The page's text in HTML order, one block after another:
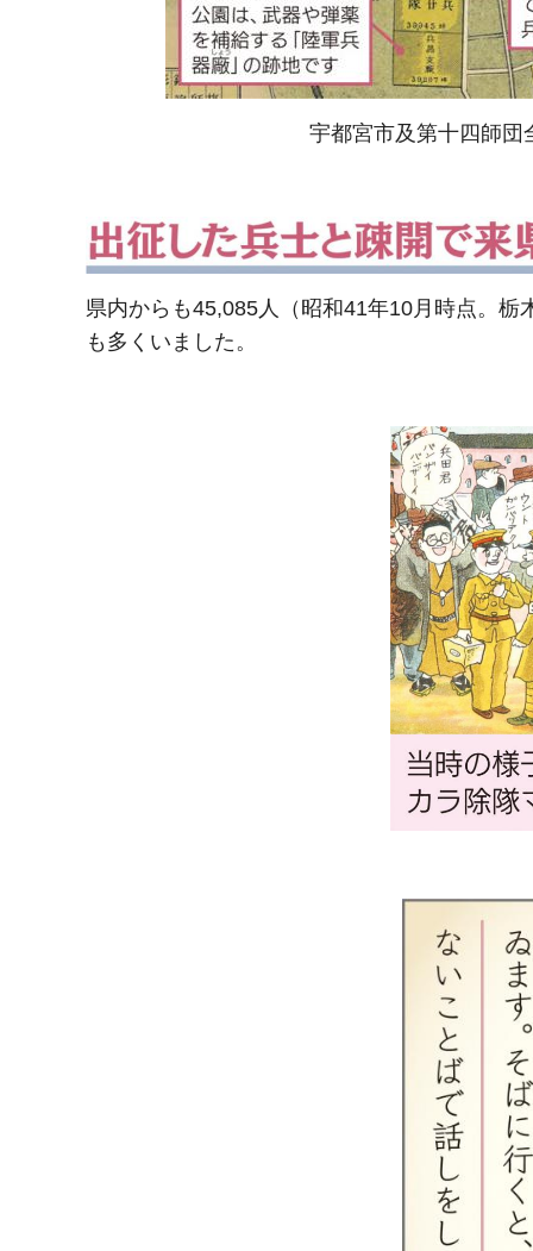
宇都宮市及第十四師団
県内からも45,085人（昭和41年10月時点。
も多くいました。